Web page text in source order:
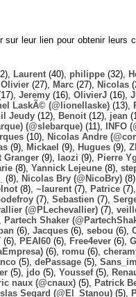
leur lien pour obtenir leurs
Laurent (40), philippe (32),
Olivier (27), Marc (27), Nicolas
Jeremy (16), OlivierJ (16),
LaskÃ© (@lionellaske) (13),
Jeudy (12), Benoit (12), jean
(@slebarque) (11), INFO
(10), Nicolas Andre
(9), Mickael (9), Hugues (9),
Granger (9), laozi (9), Pierre
(8), Yannick Lejeune (8),
(8), Nicolas Bry (@NicoBry) (8),
(8), ~laurent (7), Patrice (7),
(7), Sebastien (7),
(@PLechevallier) (7),
Partech Shaker
(6), Jacques (6), sebou (6),
(6), PEAI60 (6), Free4ever (6),
(6), romu (6),
(5), dePassage (5),
(5), jdo (5), Youssef(5),
naux (@cnaux) (5), Patrick
Segard (@El_Stanou) (5),